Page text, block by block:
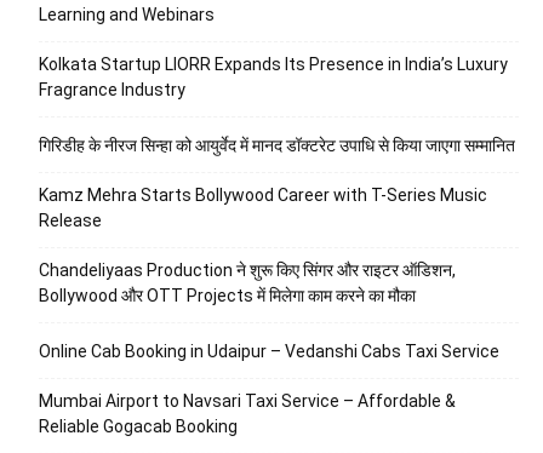
Learning and Webinars
Kolkata Startup LIORR Expands Its Presence in India’s Luxury
Fragrance Industry
गिरिडीह के नीरज सिन्हा को आयुर्वेद में मानद डॉक्टरेट उपाधि से किया जाएगा सम्मानित
Kamz Mehra Starts Bollywood Career with T-Series Music
Release
Chandeliyaas Production ने शुरू किए सिंगर और राइटर ऑडिशन,
Bollywood और OTT Projects में मिलेगा काम करने का मौका
Online Cab Booking in Udaipur – Vedanshi Cabs Taxi Service
Mumbai Airport to Navsari Taxi Service – Affordable &
Reliable Gogacab Booking